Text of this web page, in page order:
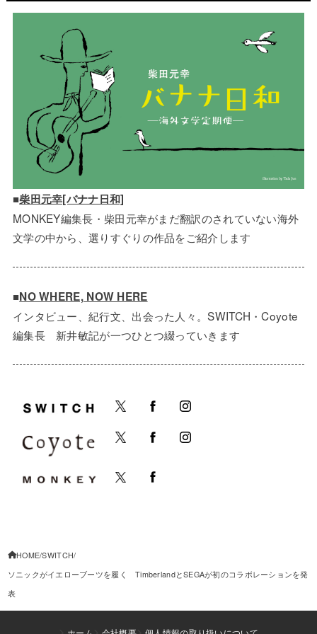
■柴田元幸[バナナ日和]
MONKEY編集長・柴田元幸がまだ翻訳のされていない海外
文学の中から、選りすぐりの作品をご紹介します
■NO WHERE, NOW HERE
インタビュー、紀行文、出会った人々。SWITCH・Coyote
編集長 新井敏記が一つひとつ綴っていきます
HOME SWITCH
ソニックがイエローブーツを履く TimberlandとSEGAが初のコラボレーションを発
表